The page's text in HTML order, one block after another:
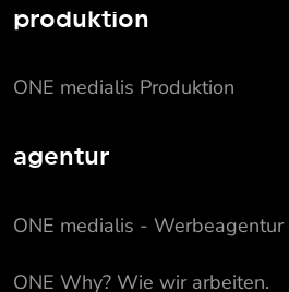
produktion
ONE medialis Produktion
agentur
ONE medialis - Werbeagentur
ONE Why? Wie wir arbeiten.